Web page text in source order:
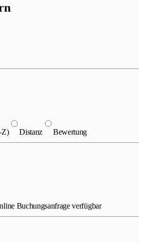
Z) Distanz Bewertung
Buchungsanfrage verfügbar